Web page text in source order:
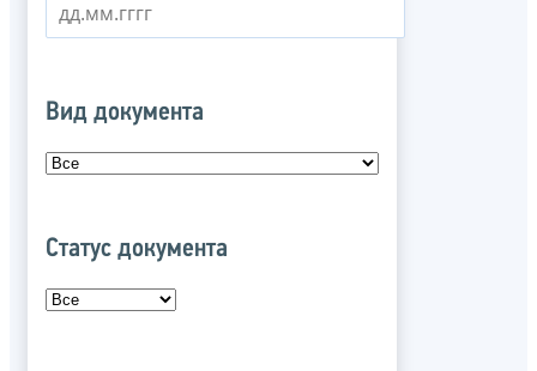
Вид документа
Статус документа